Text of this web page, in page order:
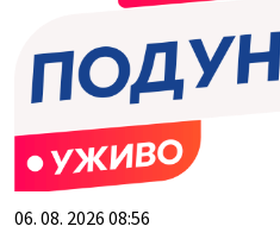
06. 08. 2026 08:56